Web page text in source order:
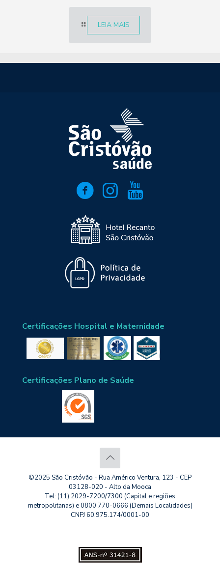
LEIA MAIS
Certificações Hospital e Maternidade
Certificações Plano de Saúde
©2025 São Cristóvão - Rua Américo Ventura, 123 - CEP
03128-020 - Alto da Mooca
Tel: (11) 2029-7200/7300 (Capital e regiões
metropolitanas) e 0800 770-0666 (Demais Localidades)
CNPJ 60.975.174/0001-00